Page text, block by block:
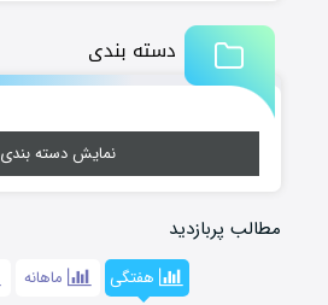
دسته بندی
نمایش دسته بندی
مطالب پربازدید
هفتگی ماهانه